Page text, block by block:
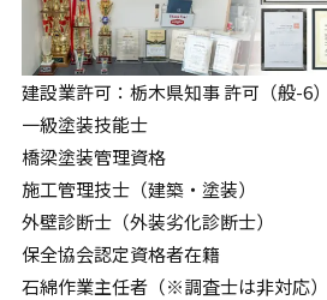
建設業許可：栃木県知事 許可（般-6
一級塗装技能士
橋梁塗装管理資格
施工管理技士（建築・塗装）
外壁診断士（外装劣化診断士）
保全協会認定資格者在籍
石綿作業主任者（※調査士は非対応）